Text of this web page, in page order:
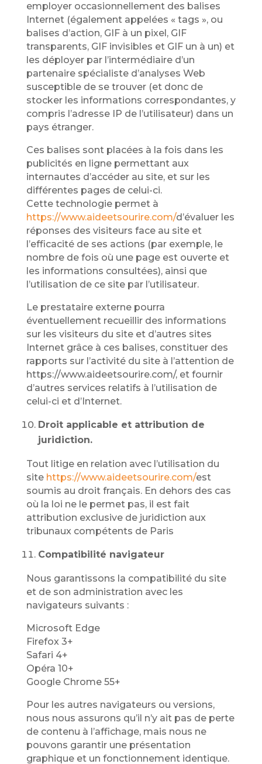
employer occasionnellement des balises
Internet (également appelées « tags », ou
balises d’action, GIF à un pixel, GIF
transparents, GIF invisibles et GIF un à un) et
les déployer par l’intermédiaire d’un
partenaire spécialiste d’analyses Web
susceptible de se trouver (et donc de
stocker les informations correspondantes, y
compris l’adresse IP de l’utilisateur) dans un
pays étranger.
Ces balises sont placées à la fois dans les
publicités en ligne permettant aux
internautes d’accéder au site, et sur les
différentes pages de celui-ci.
Cette technologie permet à
https://www.aideetsourire.com/d’évaluer les
réponses des visiteurs face au site et
l’efficacité de ses actions (par exemple, le
nombre de fois où une page est ouverte et
les informations consultées), ainsi que
l’utilisation de ce site par l’utilisateur.
Le prestataire externe pourra
éventuellement recueillir des informations
sur les visiteurs du site et d’autres sites
Internet grâce à ces balises, constituer des
rapports sur l’activité du site à l’attention de
https://www.aideetsourire.com/, et fournir
d’autres services relatifs à l’utilisation de
celui-ci et d’Internet.
Droit applicable et attribution de
juridiction.
Tout litige en relation avec l’utilisation du
site https://www.aideetsourire.com/est
soumis au droit français. En dehors des cas
où la loi ne le permet pas, il est fait
attribution exclusive de juridiction aux
tribunaux compétents de Paris
Compatibilité navigateur
Nous garantissons la compatibilité du site
et de son administration avec les
navigateurs suivants :
Microsoft Edge
Firefox 3+
Safari 4+
Opéra 10+
Google Chrome 55+
Pour les autres navigateurs ou versions,
nous nous assurons qu’il n’y ait pas de perte
de contenu à l’affichage, mais nous ne
pouvons garantir une présentation
graphique et un fonctionnement identique.